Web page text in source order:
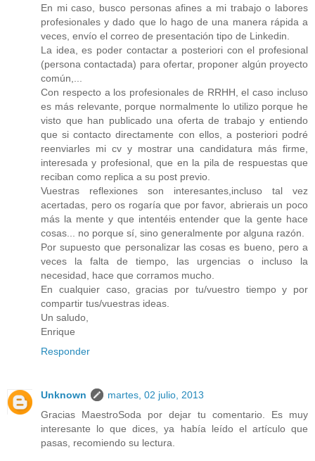
En mi caso, busco personas afines a mi trabajo o labores
profesionales y dado que lo hago de una manera rápida a
veces, envío el correo de presentación tipo de Linkedin.
La idea, es poder contactar a posteriori con el profesional
(persona contactada) para ofertar, proponer algún proyecto
común,...
Con respecto a los profesionales de RRHH, el caso incluso
es más relevante, porque normalmente lo utilizo porque he
visto que han publicado una oferta de trabajo y entiendo
que si contacto directamente con ellos, a posteriori podré
reenviarles mi cv y mostrar una candidatura más firme,
interesada y profesional, que en la pila de respuestas que
reciban como replica a su post previo.
Vuestras reflexiones son interesantes,incluso tal vez
acertadas, pero os rogaría que por favor, abrierais un poco
más la mente y que intentéis entender que la gente hace
cosas... no porque sí, sino generalmente por alguna razón.
Por supuesto que personalizar las cosas es bueno, pero a
veces la falta de tiempo, las urgencias o incluso la
necesidad, hace que corramos mucho.
En cualquier caso, gracias por tu/vuestro tiempo y por
compartir tus/vuestras ideas.
Un saludo,
Enrique
Responder
Unknown
martes, 02 julio, 2013
Gracias MaestroSoda por dejar tu comentario. Es muy
interesante lo que dices, ya había leído el artículo que
pasas, recomiendo su lectura.